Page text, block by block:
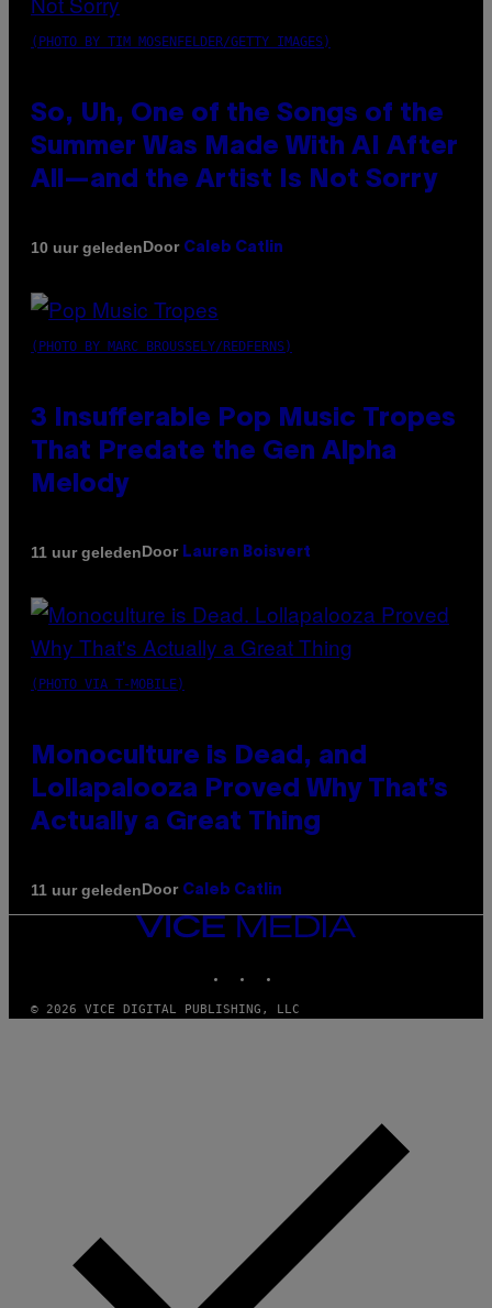
(PHOTO BY TIM MOSENFELDER/GETTY IMAGES)
So, Uh, One of the Songs of the
Summer Was Made With AI After
All—and the Artist Is Not Sorry
10 uur geledenDoor Caleb Catlin
(PHOTO BY MARC BROUSSELY/REDFERNS)
3 Insufferable Pop Music Tropes
That Predate the Gen Alpha
Melody
11 uur geledenDoor Lauren Boisvert
(PHOTO VIA T-MOBILE)
Monoculture is Dead, and
Lollapalooza Proved Why That’s
Actually a Great Thing
11 uur geledenDoor Caleb Catlin
VICE
© 2026 VICE DIGITAL PUBLISHING, LLC